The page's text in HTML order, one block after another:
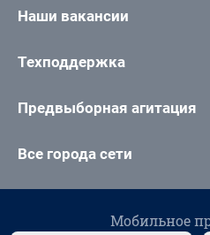
Наши вакансии
Техподдержка
Предвыборная агитация
Все города сети
Мобильное